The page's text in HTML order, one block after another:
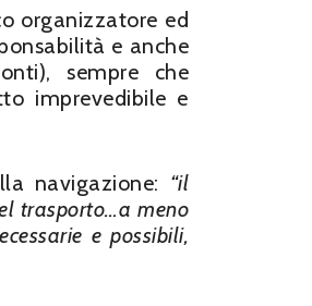
organizzatore ed
e anche
sempre che
imprevedibile e
navigazione: “il
trasporto…a meno
e possibili,